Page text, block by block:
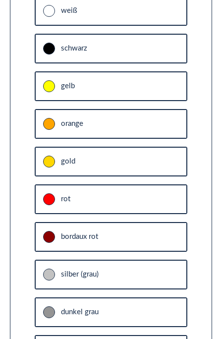
weiß
schwarz
gelb
orange
gold
rot
bordaux rot
silber (grau)
dunkel grau